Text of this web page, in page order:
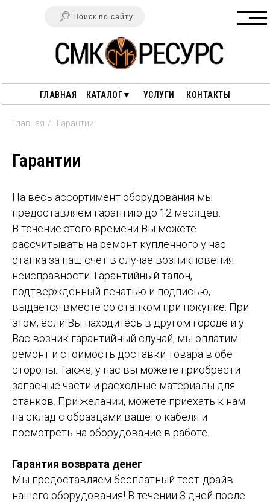
КАТАЛОГ▼
ГЛАВНАЯ
ПЕРЕРАБОТКА РЕЗИНЫ
ПЕРЕРАБОТКА ПЛАСТИКА
ПЕРЕРАБОТКА ДРЕВЕСИНЫ
О НАС
СТАНКИ ДЛЯ РАЗДЕЛКИ
КАБЕЛЯ
УСЛУГИ
ОПЛАТА И ДОСТАВКА
ГАРАНТИИ
КОНТАКТЫ
ПОЛЕЗНЫЕ СТАТЬИ
Поиск по сайту
Главная / Гарантии
Гарантии
На весь ассортимент оборудования мы
предоставляем гарантию до 12 месяцев.
В течение этого времени Вы можете
рассчитывать на ремонт купленного у нас
станка за наш счет в случае возникновения
неисправности. Гарантийный талон,
подтвержденный печатью и подписью,
выдается вместе со станком при покупке. При
этом, если Вы находитесь в другом городе и у
Вас возник гарантийный случай, мы оплатим
ремонт и стоимость доставки товара в обе
стороны. Также, у нас вы можете приобрести
запасные части и расходные материалы для
станков. При желании, можете приехать к нам
на склад с образцами вашего кабеля и
посмотреть на оборудование в работе.
Гарантия возврата денег
Мы предоставляем бесплатный тест-драйв
нашего оборудования! В течении 3 дней после